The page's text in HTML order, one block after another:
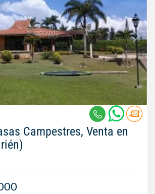
Campestres, Venta en